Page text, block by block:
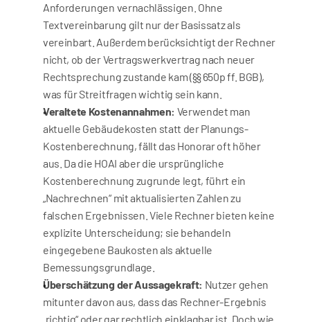
Anforderungen vernachlässigen. Ohne
Textvereinbarung gilt nur der Basissatz als
vereinbart. Außerdem berücksichtigt der Rechner
nicht, ob der Vertragswerkvertrag nach neuer
Rechtsprechung zustande kam (§§ 650p ff. BGB),
was für Streitfragen wichtig sein kann.
Veraltete Kostenannahmen: Verwendet man
aktuelle Gebäudekosten statt der Planungs-
Kostenberechnung, fällt das Honorar oft höher
aus. Da die HOAI aber die ursprüngliche
Kostenberechnung zugrunde legt, führt ein
„Nachrechnen“ mit aktualisierten Zahlen zu
falschen Ergebnissen. Viele Rechner bieten keine
explizite Unterscheidung; sie behandeln
eingegebene Baukosten als aktuelle
Bemessungsgrundlage.
Überschätzung der Aussagekraft: Nutzer gehen
mitunter davon aus, dass das Rechner-Ergebnis
„richtig“ oder gar rechtlich einklagbar ist. Doch wie